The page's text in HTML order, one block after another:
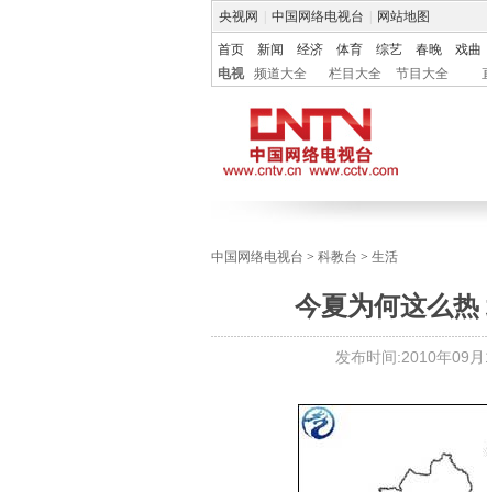
央视网 中国网络电视台 网站地图
首页 新闻 经济 体育 综艺 春晚 戏曲
电视
频道大全 栏目大全 节目大全
中国网络电视台 > 科教台 > 生活
今夏为何这么热
发布时间:2010年09